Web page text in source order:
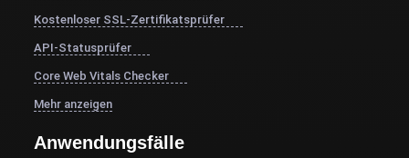
Kostenloser SSL-Zertifikatsprüfer
API-Statusprüfer
Core Web Vitals Checker
Mehr anzeigen
Anwendungsfälle